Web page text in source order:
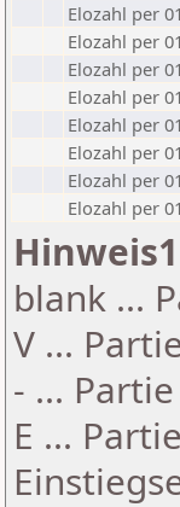
Elozahl per
Elozahl per
Elozahl per
Elozahl per
Elozahl per
Elozahl per
Elozahl per
Elozahl per
Hinweis1
blank ...
V ...
- ...
E ...